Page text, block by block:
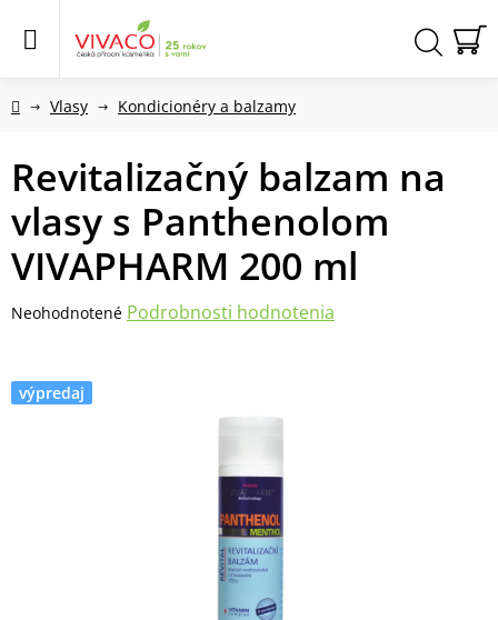
DomovVlasy Kondicionéry a balzamy
Revitalizačný balzam na
vlasy s Panthenolom
VIVAPHARM 200 ml
Priemerné
je
0,0
Neohodnotené Podrobnosti hodnotenia
výpredaj